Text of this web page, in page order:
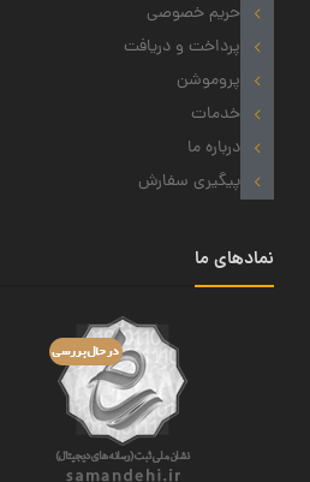
حریم خصوصی
پرداخت و دریافت
پروموشن
خدمات
درباره ما
پیگیری سفارش
نمادهای ما